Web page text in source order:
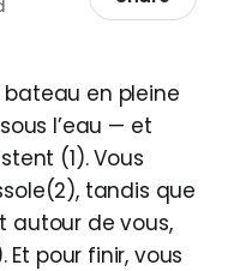
en pleine
l’eau — et
(1). Vous
tandis que
autour de vous,
pour finir, vous